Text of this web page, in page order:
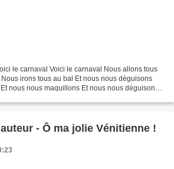
le carnaval Voici le carnaval Nous allons tous
irons tous au bal Et nous nous déguisons
nous nous maquillons Et nous nous déguisons
- Ô ma jolie Vénitienne !